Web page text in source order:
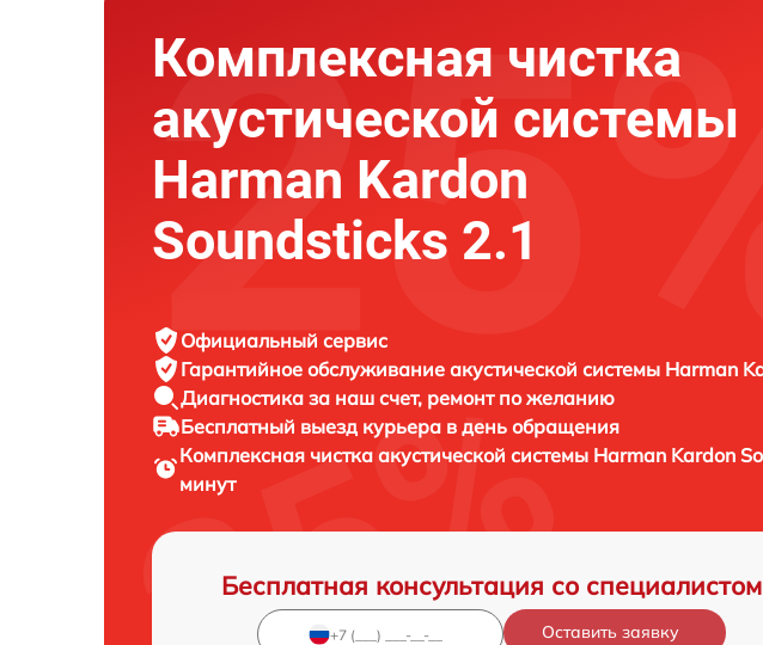
Комплексная чистка
акустической системы
Harman Kardon
Soundsticks 2.1
Официальный сервис
Гарантийное обслуживание акустической системы Harman
Диагностика за наш счет, ремонт по желанию
Бесплатный выезд курьера в день обращения
Комплексная чистка акустической системы Harman Kardon
минут
Бесплатная консультация со специалистом
Оставить заявку